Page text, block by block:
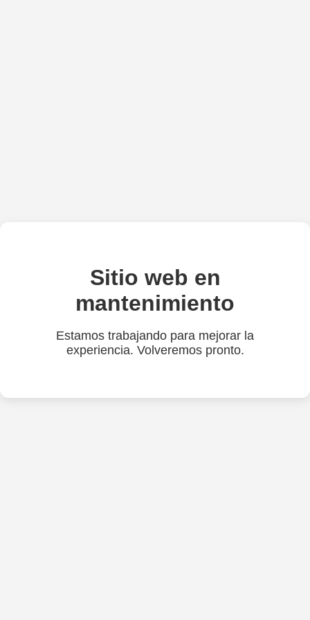
Sitio web en
mantenimiento
Estamos trabajando para mejorar la
experiencia. Volveremos pronto.